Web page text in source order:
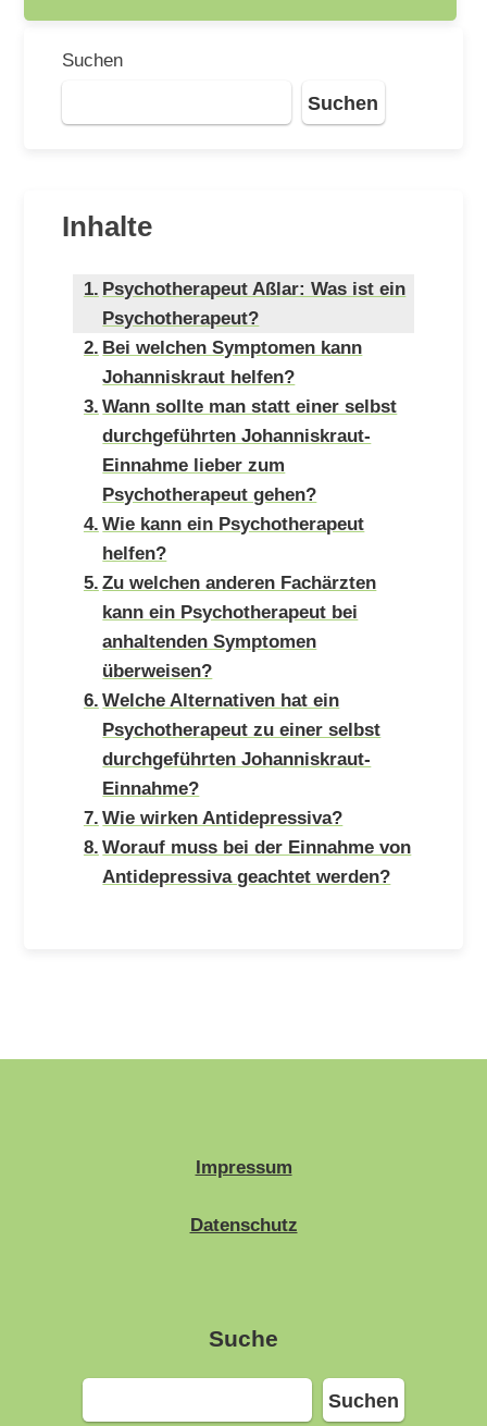
Suchen
Suchen
Inhalte
Psychotherapeut Aßlar: Was ist ein
Psychotherapeut?
Bei welchen Symptomen kann
Johanniskraut helfen?
Wann sollte man statt einer selbst
durchgeführten Johanniskraut-
Einnahme lieber zum
Psychotherapeut gehen?
Wie kann ein Psychotherapeut
helfen?
Zu welchen anderen Fachärzten
kann ein Psychotherapeut bei
anhaltenden Symptomen
überweisen?
Welche Alternativen hat ein
Psychotherapeut zu einer selbst
durchgeführten Johanniskraut-
Einnahme?
Wie wirken Antidepressiva?
Worauf muss bei der Einnahme von
Antidepressiva geachtet werden?
Impressum
Datenschutz
Suche
Suchen
Suchen